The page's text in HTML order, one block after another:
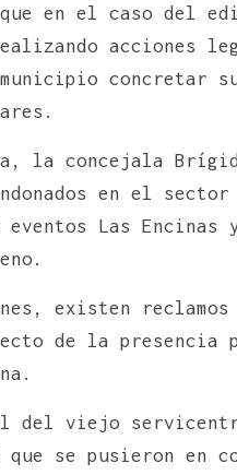
que en el caso del
acciones
concretar
la concejala
en el
Las
existen reclamos
de la presencia
del viejo
se pusieron en